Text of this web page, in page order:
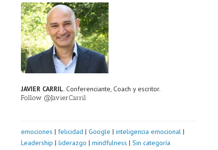
JAVIER CARRIL. Conferenciante, Coach y escritor.
Follow @JavierCarril
emociones | felicidad | Google | inteligencia emocional|
Leadership | liderazgo | mindfulness | Sin categoría